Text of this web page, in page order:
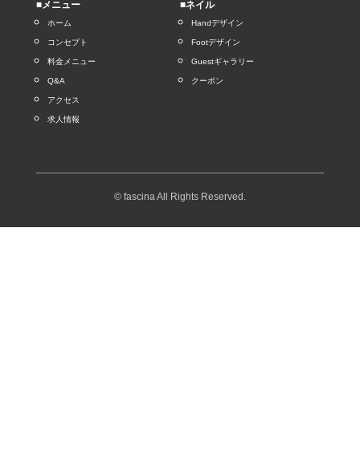
■メニュー
ホーム
コンセプト
料金メニュー
Q&A
アクセス
求人情報
■ネイル
Handデザイン
Footデザイン
Guestギャラリー
クーポン
© fascina All Rights Reserved.